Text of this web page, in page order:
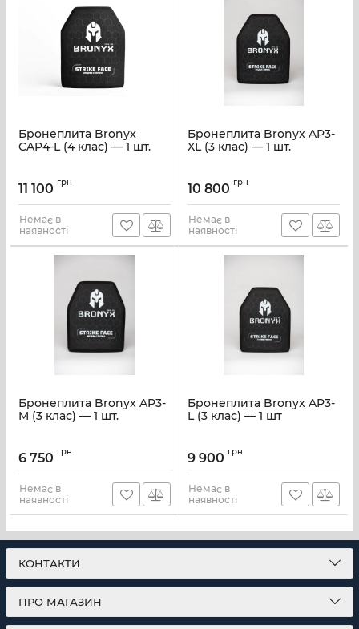
Бронеплита Bronyx
CAP4-L (4 клас) — 1 шт.
11 100 грн
Немає в
наявності
Бронеплита Bronyx AP3-
XL (3 клас) — 1 шт.
10 800 грн
Немає в
наявності
Бронеплита Bronyx AP3-
M (3 клас) — 1 шт.
6 750 грн
Немає в
наявності
Бронеплита Bronyx AP3-
L (3 клас) — 1 шт
9 900 грн
Немає в
наявності
КОНТАКТИ
ПРО МАГАЗИН